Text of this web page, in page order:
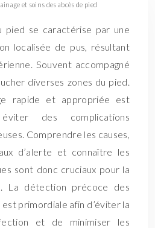
et soins des abcès de pied
pied se caractérise par une
localisée de pus, résultant
Souvent accompagné
diverses zones du pied.
rapide et appropriée est
des complications
Comprendre les causes,
d’alerte et connaître les
sont donc cruciaux pour la
La détection précoce des
primordiale afin d’éviter la
et de minimiser les